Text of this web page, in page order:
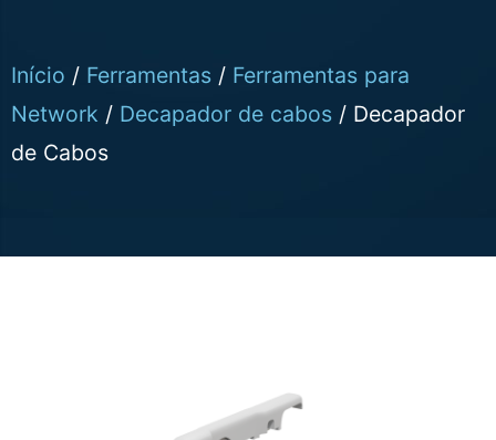
Início / Ferramentas / Ferramentas para
Network / Decapador de cabos / Decapador
de Cabos